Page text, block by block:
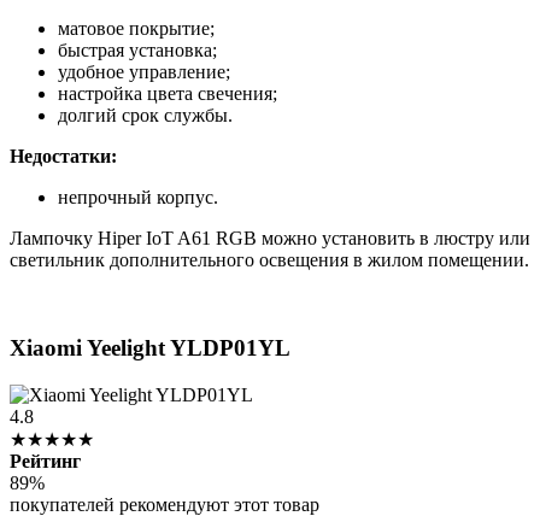
матовое покрытие;
быстрая установка;
удобное управление;
настройка цвета свечения;
долгий срок службы.
Недостатки:
непрочный корпус.
Лампочку Hiper IoT A61 RGB можно установить в люстру или
светильник дополнительного освещения в жилом помещении.
Xiaomi Yeelight YLDP01YL
4.8
★★★★★
Рейтинг
89%
покупателей рекомендуют этот товар